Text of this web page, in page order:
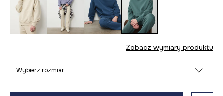
Zobacz wymiary produktu
Wybierz rozmiar